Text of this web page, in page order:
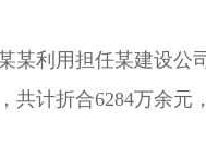
某利用担任某建设
共计折合6284万余元